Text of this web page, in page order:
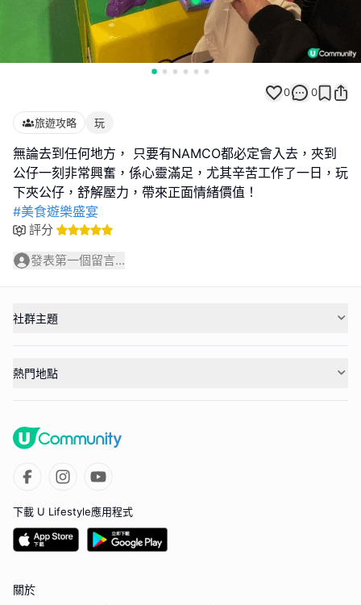
0 0
旅遊攻略 玩
無論去到任何地方， 只要有NAMCO都必定會入去，夾到
公仔一刻非常興奮，係心靈滿足，尤其辛苦工作了一日，玩
#美食遊樂盛宴
評分
發表第一個留言...
社群主題
熱門地點
下載 U Lifestyle應用程式
關於